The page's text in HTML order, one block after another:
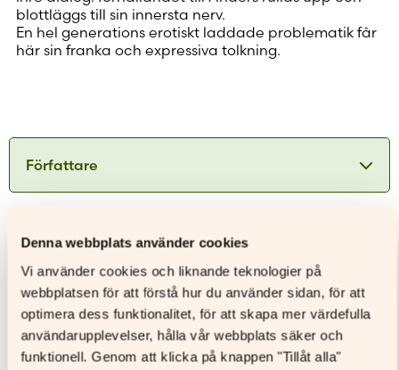
Denna webbplats använder cookies
Vi använder cookies och liknande teknologier på
webbplatsen för att förstå hur du använder sidan, för att
optimera dess funktionalitet, för att skapa mer värdefulla
användarupplevelser, hålla vår webbplats säker och
funktionell. Genom att klicka på knappen "Tillåt alla"
blottläggs till sin innersta nerv.
En hel generations erotiskt laddade problematik får
här sin franka och expressiva tolkning.
Författare
Märta Tikkanen
Märta Tikkanen föddes år 1935 i Helsingfors. Hon
tog en filosofie kandidat examen år 1958 och har
arbetat både som journalist för
Hufvudstadsbladet, lärare vid Drumsö Svenska
Samskola, rektor för Helsingfors svenska
Ytterligare information
ISBN
9789515252593
Utgivningsår
2021
Format
Ljudbok